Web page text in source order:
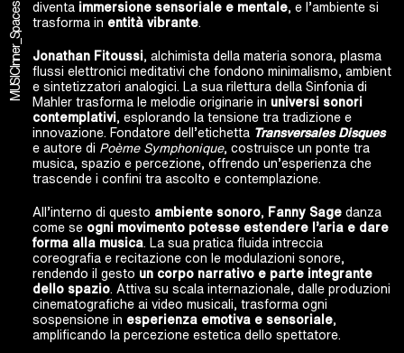
MUSIC
diventa immersione sensoriale e mentale, e l’ambiente si
trasforma in entità vibrante.
Jonathan Fitoussi, alchimista della materia sonora, plasma
flussi elettronici meditativi che fondono minimalismo, ambient
e sintetizzatori analogici. La sua rilettura della Sinfonia di
Mahler trasforma le melodie originarie in universi sonori
contemplativi, esplorando la tensione tra tradizione e
innovazione. Fondatore dell’etichetta Transversales Disques
e autore di Poème Symphonique, costruisce un ponte tra
musica, spazio e percezione, offrendo un’esperienza che
trascende i confini tra ascolto e contemplazione.
All’interno di questo ambiente sonoro, Fanny Sage danza
come se ogni movimento potesse estendere l’aria e dare
forma alla musica. La sua pratica fluida intreccia
coreografia e recitazione con le modulazioni sonore,
rendendo il gesto un corpo narrativo e parte integrante
dello spazio. Attiva su scala internazionale, dalle produzioni
cinematografiche ai video musicali, trasforma ogni
sospensione in esperienza emotiva e sensoriale,
amplificando la percezione estetica dello spettatore.